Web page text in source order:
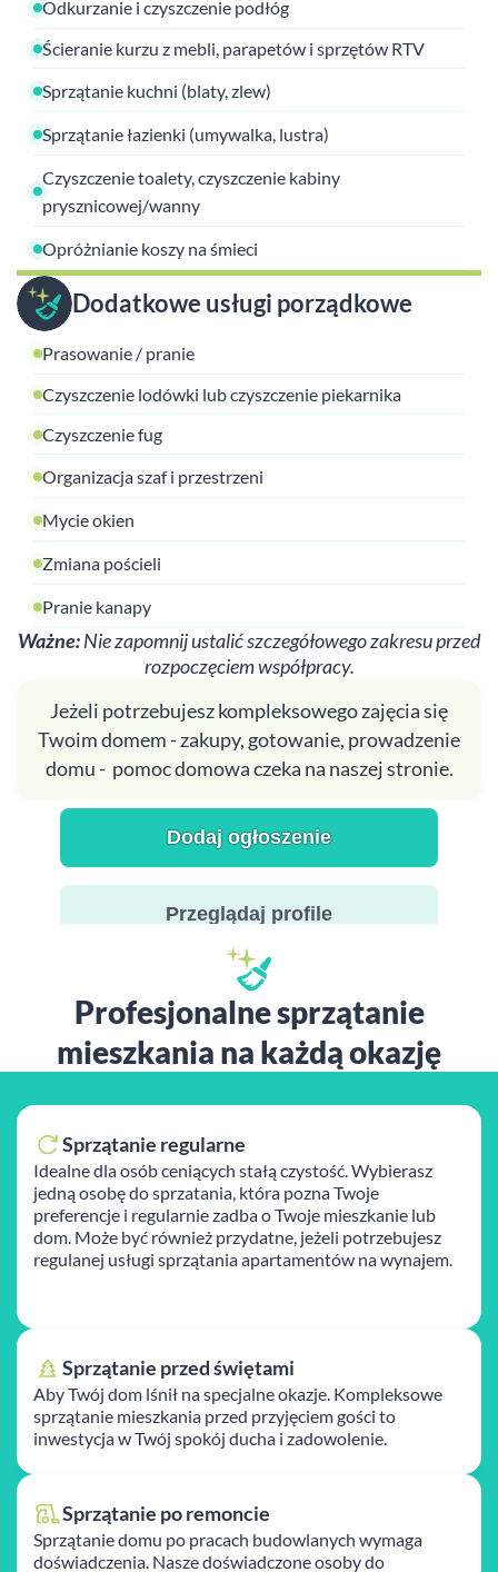
Odkurzanie i czyszczenie podłóg
Ścieranie kurzu z mebli, parapetów i sprzętów RTV
Sprzątanie kuchni (blaty, zlew)
Sprzątanie łazienki (umywalka, lustra)
Czyszczenie toalety, czyszczenie kabiny
prysznicowej/wanny
Opróżnianie koszy na śmieci
Dodatkowe usługi porządkowe
Prasowanie / pranie
Czyszczenie lodówki lub czyszczenie piekarnika
Czyszczenie fug
Organizacja szaf i przestrzeni
Mycie okien
Zmiana pościeli
Pranie kanapy
Ważne:Nie zapomnij ustalić szczegółowego zakresu przed
rozpoczęciem współpracy.
Jeżeli potrzebujesz kompleksowego zajęcia się
Twoim domem - zakupy, gotowanie, prowadzenie
domu - pomoc domowa czeka na naszej stronie.
Dodaj ogłoszenie
Przeglądaj profile
Profesjonalne sprzątanie
mieszkania na każdą okazję
Sprzątanie regularne
Idealne dla osób ceniących stałą czystość. Wybierasz
jedną osobę do sprzatania, która pozna Twoje
preferencje i regularnie zadba o Twoje mieszkanie lub
dom. Może być również przydatne, jeżeli potrzebujesz
regulanej usługi sprzątania apartamentów na wynajem.
Sprzątanie przed świętami
Aby Twój dom lśnił na specjalne okazje. Kompleksowe
sprzątanie mieszkania przed przyjęciem gości to
inwestycja w Twój spokój ducha i zadowolenie.
Sprzątanie po remoncie
Sprzątanie domu po pracach budowlanych wymaga
doświadczenia. Nasze doświadczone osoby do